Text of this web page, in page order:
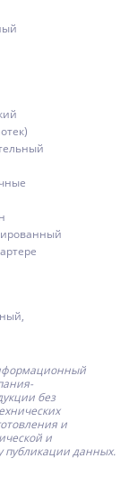
без
и
и
публикации данных.